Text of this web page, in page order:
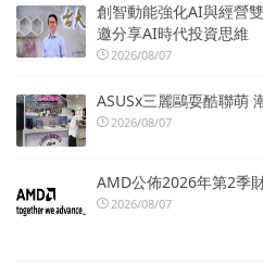
創智動能強化AI與經營
邀分享AI時代投資思維
2026/08/07
ASUSx三麗鷗耍酷聯萌
2026/08/07
AMD公佈2026年第2季
2026/08/07